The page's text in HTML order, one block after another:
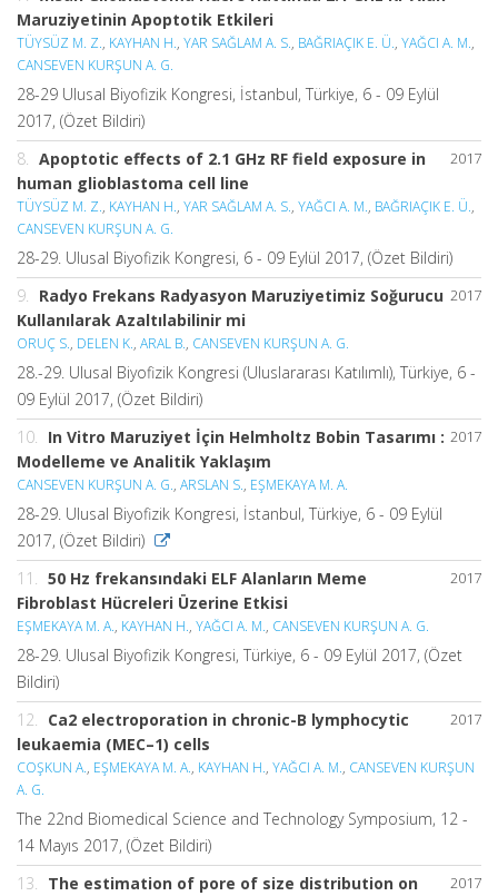
Maruziyetinin Apoptotik Etkileri
TÜYSÜZ M. Z., KAYHAN H., YAR SAĞLAM A. S., BAĞRIAÇIK E. Ü., YAĞCI A. M.,
CANSEVEN KURŞUN A. G.
28-29 Ulusal Biyofizik Kongresi, İstanbul, Türkiye, 6 - 09 Eylül
2017, (Özet Bildiri)
2017
8. Apoptotic effects of 2.1 GHz RF field exposure in
human glioblastoma cell line
TÜYSÜZ M. Z., KAYHAN H., YAR SAĞLAM A. S., YAĞCI A. M., BAĞRIAÇIK E. Ü.,
CANSEVEN KURŞUN A. G.
28-29. Ulusal Biyofizik Kongresi, 6 - 09 Eylül 2017, (Özet Bildiri)
2017
9. Radyo Frekans Radyasyon Maruziyetimiz Soğurucu
Kullanılarak Azaltılabilinir mi
ORUÇ S., DELEN K., ARAL B., CANSEVEN KURŞUN A. G.
28.-29. Ulusal Biyofizik Kongresi (Uluslararası Katılımlı), Türkiye, 6 -
09 Eylül 2017, (Özet Bildiri)
2017
10. In Vitro Maruziyet İçin Helmholtz Bobin Tasarımı :
Modelleme ve Analitik Yaklaşım
CANSEVEN KURŞUN A. G., ARSLAN S., EŞMEKAYA M. A.
28-29. Ulusal Biyofizik Kongresi, İstanbul, Türkiye, 6 - 09 Eylül
2017, (Özet Bildiri)
2017
11. 50 Hz frekansındaki ELF Alanların Meme
Fibroblast Hücreleri Üzerine Etkisi
EŞMEKAYA M. A., KAYHAN H., YAĞCI A. M., CANSEVEN KURŞUN A. G.
28-29. Ulusal Biyofizik Kongresi, Türkiye, 6 - 09 Eylül 2017, (Özet
Bildiri)
2017
12. Ca2 electroporation in chronic-B lymphocytic
leukaemia (MEC–1) cells
COŞKUN A., EŞMEKAYA M. A., KAYHAN H., YAĞCI A. M., CANSEVEN KURŞUN
A. G.
The 22nd Biomedical Science and Technology Symposium, 12 -
14 Mayıs 2017, (Özet Bildiri)
2017
13. The estimation of pore of size distribution on